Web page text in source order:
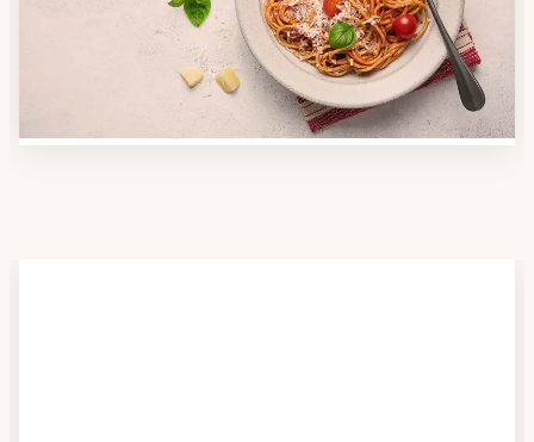
um herauszufinden, welche Anbieter es in Ihrer
Region gibt und welcher am besten zu Ihnen passt.
Verschaffen Sie sich auch einen Überblick über die
Essen auf Rädern-Kosten.